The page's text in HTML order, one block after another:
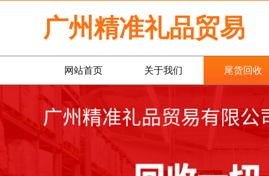
广州精准礼品贸易
网站首页 关于我们 尾货回收